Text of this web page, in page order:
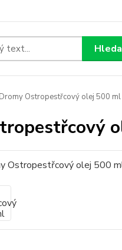
Dromy Ostropestřcový olej 500 ml